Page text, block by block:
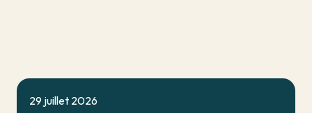
29 juillet 2026